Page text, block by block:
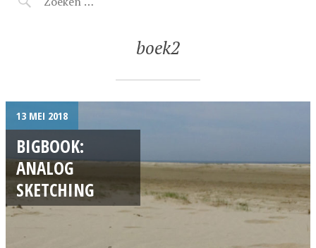
boek2
13 MEI 2018
BIGBOOK:
ANALOG
SKETCHING